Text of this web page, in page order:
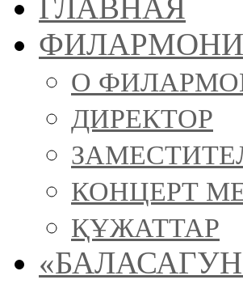
ГЛАВНАЯ
О
ДИРЕКТОР
КОНЦЕРТ
ҚҰЖАТТАР